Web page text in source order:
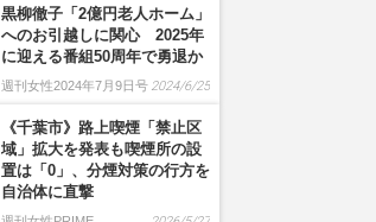
黒柳徹子「2億円老人ホーム」
へのお引越しに関心 2025年
に迎える番組50周年で勇退か
週刊女性2024年7月9日号 2024/6/25
《千葉市》路上喫煙「禁止区
域」拡大を発表も喫煙所の設
置は「0」、分煙対策の行方を
自治体に直撃